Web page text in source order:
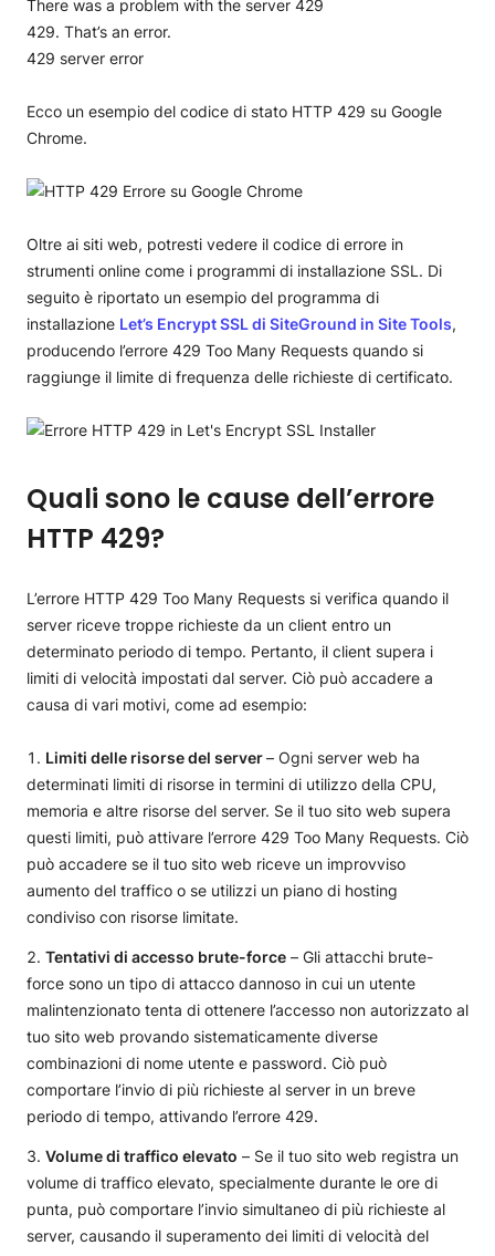
There was a problem with the server 429
429. That’s an error.
429 server error
Ecco un esempio del codice di stato HTTP 429 su Google
Chrome.
Oltre ai siti web, potresti vedere il codice di errore in
strumenti online come i programmi di installazione SSL. Di
seguito è riportato un esempio del programma di
installazione Let’s Encrypt SSL di SiteGround in Site Tools,
producendo l’errore 429 Too Many Requests quando si
raggiunge il limite di frequenza delle richieste di certificato.
Quali sono le cause dell’errore
HTTP 429?
L’errore HTTP 429 Too Many Requests si verifica quando il
server riceve troppe richieste da un client entro un
determinato periodo di tempo. Pertanto, il client supera i
limiti di velocità impostati dal server. Ciò può accadere a
causa di vari motivi, come ad esempio:
Limiti delle risorse del server– Ogni server web ha
determinati limiti di risorse in termini di utilizzo della CPU,
memoria e altre risorse del server. Se il tuo sito web supera
questi limiti, può attivare l’errore 429 Too Many Requests. Ciò
può accadere se il tuo sito web riceve un improvviso
aumento del traffico o se utilizzi un piano di hosting
condiviso con risorse limitate.
Tentativi di accesso brute-force – Gli attacchi brute-
force sono un tipo di attacco dannoso in cui un utente
malintenzionato tenta di ottenere l’accesso non autorizzato al
tuo sito web provando sistematicamente diverse
combinazioni di nome utente e password. Ciò può
comportare l’invio di più richieste al server in un breve
periodo di tempo, attivando l’errore 429.
Volume di traffico elevato – Se il tuo sito web registra un
volume di traffico elevato, specialmente durante le ore di
punta, può comportare l’invio simultaneo di più richieste al
server, causando il superamento dei limiti di velocità del